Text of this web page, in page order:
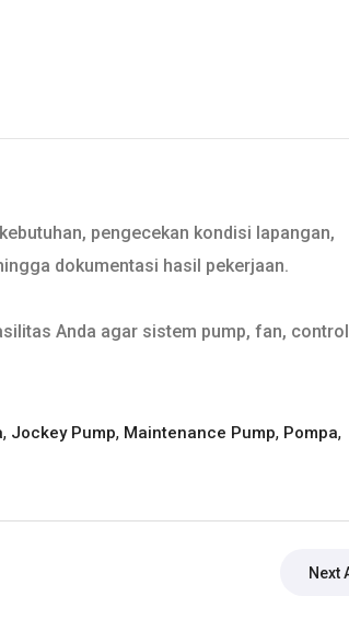
pengecekan kondisi lapangan,
dokumentasi hasil pekerjaan.
Anda agar sistem pump, fan,
, Jockey Pump, Maintenance Pump, Pompa,
Next